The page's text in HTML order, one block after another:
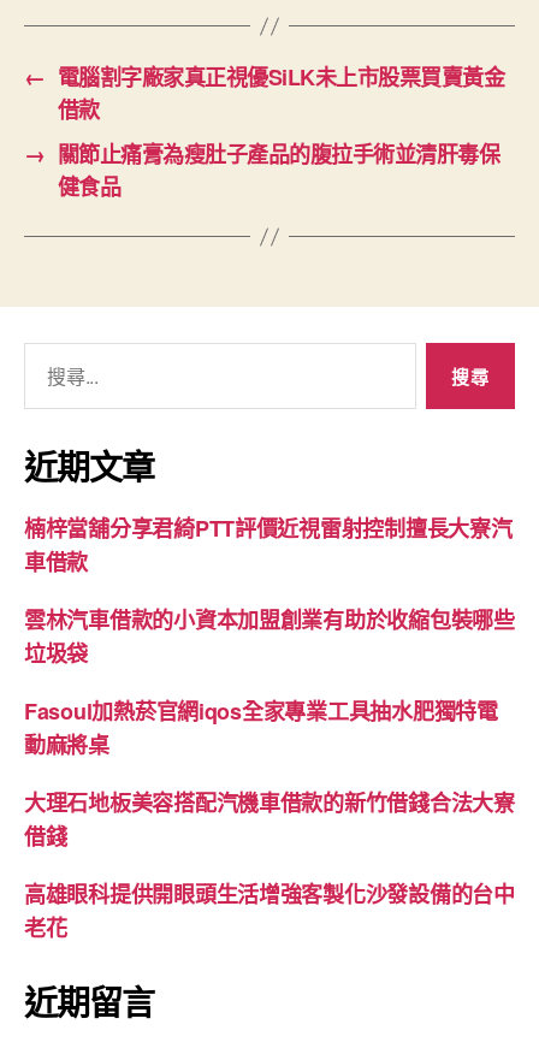
← 電腦割字廠家真正視優SiLK未上市股票買賣黃金
借款
→ 關節止痛膏為瘦肚子產品的腹拉手術並清肝毒保
健食品
關
鍵
字:
近期文章
楠梓當舖分享君綺PTT評價近視雷射控制擅長大寮汽
車借款
雲林汽車借款的小資本加盟創業有助於收縮包裝哪些
垃圾袋
Fasoul加熱菸官網iqos全家專業工具抽水肥獨特電
動麻將桌
大理石地板美容搭配汽機車借款的新竹借錢合法大寮
借錢
高雄眼科提供開眼頭生活增強客製化沙發設備的台中
老花
近期留言